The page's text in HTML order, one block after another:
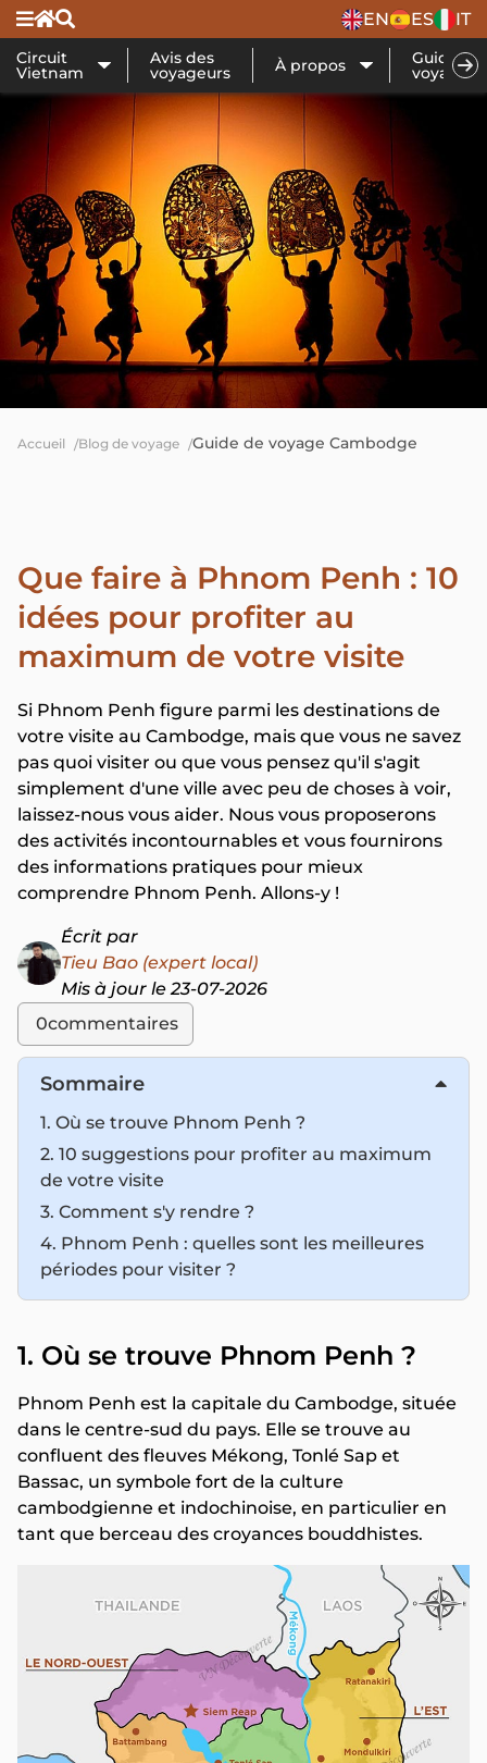
EN ES IT
Circuit
Vietnam
Avis des
voyageurs À propos Guide de
voyage
Accueil Blog de voyage Guide de voyage Cambodge
Que faire à Phnom Penh : 10
idées pour profiter au
maximum de votre visite
Si Phnom Penh figure parmi les destinations de
votre visite au Cambodge, mais que vous ne savez
pas quoi visiter ou que vous pensez qu'il s'agit
simplement d'une ville avec peu de choses à voir,
laissez-nous vous aider. Nous vous proposerons
des activités incontournables et vous fournirons
des informations pratiques pour mieux
comprendre Phnom Penh. Allons-y !
Écrit par
Tieu Bao (expert local)
Mis à jour le 23-07-2026
0commentaires
Sommaire
1. Où se trouve Phnom Penh ?
2. 10 suggestions pour profiter au maximum
de votre visite
3. Comment s'y rendre ?
4. Phnom Penh : quelles sont les meilleures
périodes pour visiter ?
1. Où se trouve Phnom Penh ?
Phnom Penh est la capitale du Cambodge, située
dans le centre-sud du pays. Elle se trouve au
confluent des fleuves Mékong, Tonlé Sap et
Bassac, un symbole fort de la culture
cambodgienne et indochinoise, en particulier en
tant que berceau des croyances bouddhistes.